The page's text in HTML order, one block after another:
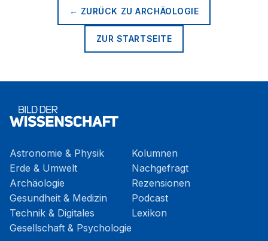
← ZURÜCK ZUARCHÄOLOGIE
ZUR STARTSEITE
Astronomie & Physik
Erde & Umwelt
Archäologie
Gesundheit & Medizin
Technik & Digitales
Gesellschaft & Psychologie
Kolumnen
Nachgefragt
Rezensionen
Podcast
Lexikon